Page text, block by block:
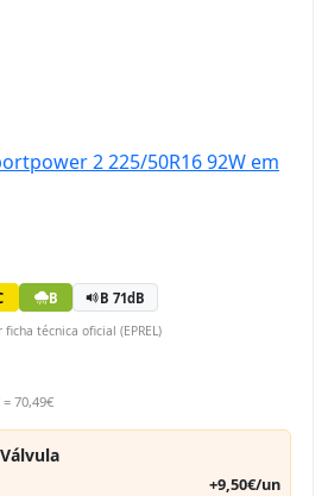
B B 71dB
ficha técnica oficial (EPREL)
70,49€
+9,50€/un